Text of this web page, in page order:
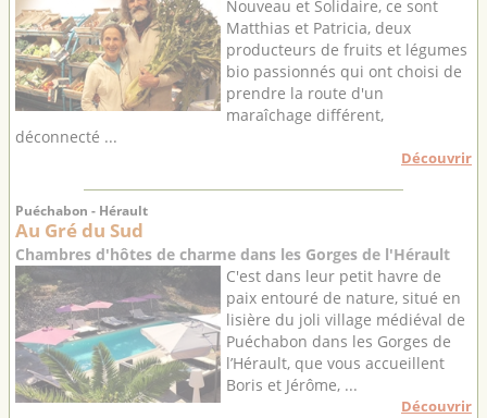
Nouveau et Solidaire, ce sont
Matthias et Patricia, deux
producteurs de fruits et légumes
bio passionnés qui ont choisi de
prendre la route d'un
maraîchage différent,
déconnecté ...
Découvrir
Puéchabon - Hérault
Au Gré du Sud
Chambres d'hôtes de charme dans les Gorges de l'Hérault
C'est dans leur petit havre de
paix entouré de nature, situé en
lisière du joli village médiéval de
Puéchabon dans les Gorges de
l’Hérault, que vous accueillent
Boris et Jérôme, ...
Découvrir